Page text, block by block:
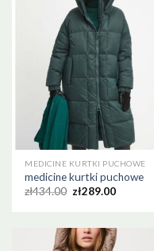
MEDICINE KURTKI PUCHOWE
medicine kurtki puchowe
zł434.00 zł289.00